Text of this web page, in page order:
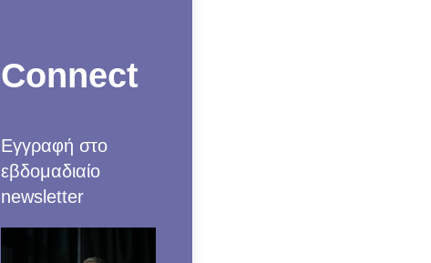
Connect
Εγγραφή στο
εβδομαδιαίο
newsletter